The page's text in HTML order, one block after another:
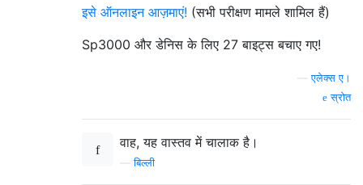
इसे ऑनलाइन आज़माएं! (सभी परीक्षण मामले शामिल हैं)
Sp3000 और डेनिस के लिए 27 बाइट्स बचाए गए!
—एलेक्स ए।
स्रोत
वाह, यह वास्तव में चालाक है।
—बिल्ली